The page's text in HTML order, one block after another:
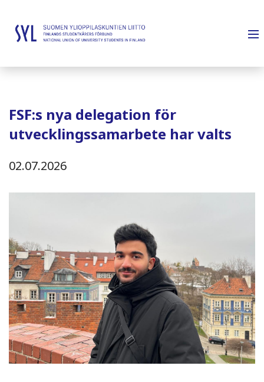
FSF:s nya delegation för
utvecklingssamarbete har valts
02.07.2026